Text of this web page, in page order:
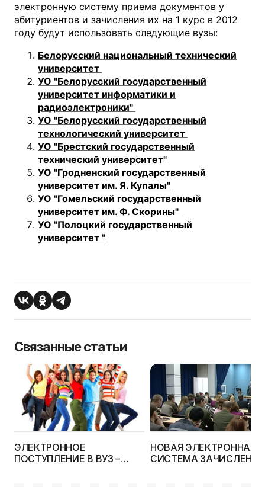
электронную систему приема документов у
абитуриентов и зачисления их на 1 курс в 2012
году будут использовать следующие вузы:
Белорусский национальный технический
университет
УО "Белорусский государственный
университет информатики и
радиоэлектроники"
УО "Белорусский государственный
технологический университет
УО "Брестский государственный
технический университет"
УО "Гродненский государственный
университет им. Я. Купалы"
УО "Гомельский государственный
университет им. Ф. Скорины"
УО "Полоцкий государственный
университет "
Связанные статьи
ЭЛЕКТРОННОЕ
ПОСТУПЛЕНИЕ В ВУЗ –
НОВАЯ ЭЛЕКТРОННАЯ
СИСТЕМА